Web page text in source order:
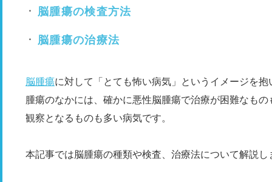
脳腫瘍の検査方法
脳腫瘍の治療法
脳腫瘍に対して「とても怖い病気」というイメージを
腫瘍のなかには、確かに悪性脳腫瘍で治療が困難なも
観察となるものも多い病気です。
本記事では脳腫瘍の種類や検査、治療法について解説し